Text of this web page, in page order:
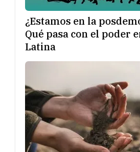
¿Estamos en la
Qué pasa con el poder
Latina